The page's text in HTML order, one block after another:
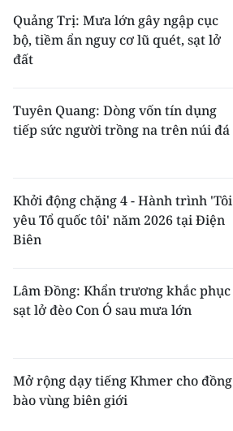
Quảng Trị: Mưa lớn gây ngập cục
bộ, tiềm ẩn nguy cơ lũ quét, sạt lở
đất
Tuyên Quang: Dòng vốn tín dụng
tiếp sức người trồng na trên núi đá
Khởi động chặng 4 - Hành trình 'Tôi
yêu Tổ quốc tôi' năm 2026 tại Điện
Biên
Lâm Đồng: Khẩn trương khắc phục
sạt lở đèo Con Ó sau mưa lớn
Mở rộng dạy tiếng Khmer cho đồng
bào vùng biên giới